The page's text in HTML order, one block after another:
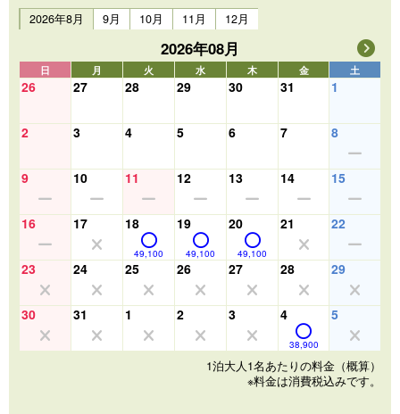
2026年8月
9月 10月 11月 12月
2026年08月
日 月 火 水 木 金 土
26 27 28 29 30 31 1
2 3 4 5 6 7 8
9 10 11 12 13 14 15
16 17 18
49,100
19
49,100
20
49,100
21 22
23 24 25 26 27 28 29
30 31 1 2 3 4
38,900
5
1泊大人1名あたりの料金（概算）
※料金は消費税込みです。